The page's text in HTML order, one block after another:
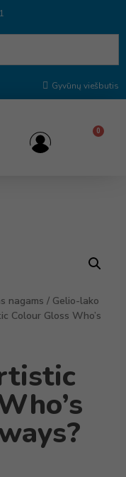
Gyvūnų viešbutis
0
nagams / Gelio-lako
Colour Gloss Who’s